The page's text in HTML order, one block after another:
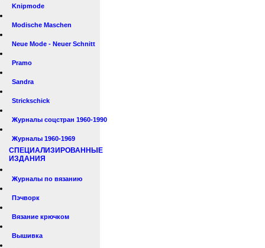
Knipmode
Modische Maschen
Neue Mode - Neuer Schnitt
Pramo
Sandra
Strickschick
Журналы соцстран 1960-1990
Журналы 1960-1969
СПЕЦИАЛИЗИРОВАННЫЕ
ИЗДАНИЯ
Журналы по вязанию
Пэчворк
Вязание крючком
Вышивка